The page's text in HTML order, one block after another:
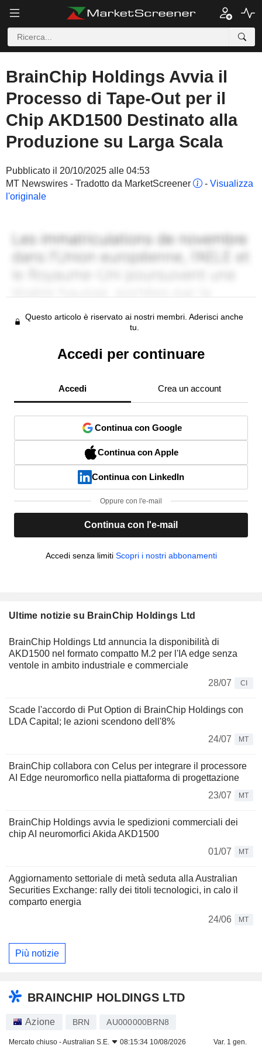
BrainChip Holdings Avvia il
Processo di Tape-Out per il
Chip AKD1500 Destinato alla
Produzione su Larga Scala
Pubblicato il 20/10/2025 alle 04:53
MT Newswires - Tradotto da MarketScreener
- Visualizza
l'originale
Questo articolo è riservato ai nostri membri. Aderisci anche
tu.
Accedi per continuare
Accedi Crea un account
Continua con Google
Continua con Apple
Continua con LinkedIn
Oppure con l'e-mail
Continua con l'e-mail
Accedi senza limiti Scopri i nostri abbonamenti
Ultime notizie su BrainChip Holdings Ltd
BrainChip Holdings Ltd annuncia la disponibilità di
AKD1500 nel formato compatto M.2 per l'IA edge senza
ventole in ambito industriale e commerciale
28/07
CI
Scade l'accordo di Put Option di BrainChip Holdings con
LDA Capital; le azioni scendono dell'8%
24/07
MT
BrainChip collabora con Celus per integrare il processore
AI Edge neuromorfico nella piattaforma di progettazione
23/07
MT
BrainChip Holdings avvia le spedizioni commerciali dei
chip AI neuromorfici Akida AKD1500
01/07
MT
Aggiornamento settoriale di metà seduta alla Australian
Securities Exchange: rally dei titoli tecnologici, in calo il
comparto energia
24/06
MT
Più notizie
BRAINCHIP HOLDINGS LTD
Azione BRN AU000000BRN8
Mercato chiuso -Australian S.E. 08:15:34 10/08/2026 Var. 1 gen.